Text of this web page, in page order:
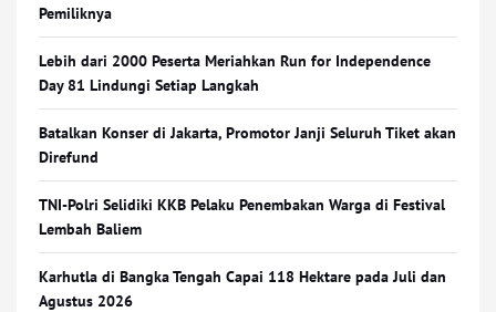
Pemiliknya
Lebih dari 2000 Peserta Meriahkan Run for Independence
Day 81 Lindungi Setiap Langkah
Batalkan Konser di Jakarta, Promotor Janji Seluruh Tiket akan
Direfund
TNI-Polri Selidiki KKB Pelaku Penembakan Warga di Festival
Lembah Baliem
Karhutla di Bangka Tengah Capai 118 Hektare pada Juli dan
Agustus 2026